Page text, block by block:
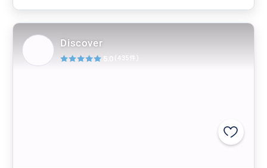
Discover
5.0 (435件)